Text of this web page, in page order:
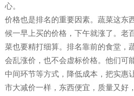
心。
价格也是排名的重要因素。蔬菜这东
候一早上买的价格，下午就涨了。老
菜也要精打细算。排名靠前的食堂，
会乱涨价，也不会虚标价格。他们可
中间环节等方式，降低成本，把实惠
市大减价一样，东西便宜，质量又好